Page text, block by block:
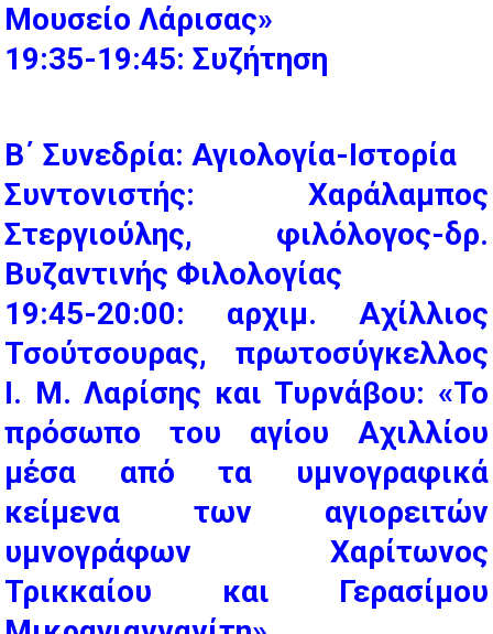
Μουσείο Λάρισας»
19:35-19:45: Συζήτηση
Β΄ Συνεδρία: Αγιολογία-Ιστορία
Συντονιστής: Χαράλαμπος
Στεργιούλης, φιλόλογος-δρ.
Βυζαντινής Φιλολογίας
19:45-20:00: αρχιμ. Αχίλλιος
Τσούτσουρας, πρωτοσύγκελλος
Ι. Μ. Λαρίσης και Τυρνάβου: «Το
πρόσωπο του αγίου Αχιλλίου
μέσα από τα υμνογραφικά
κείμενα των αγιορειτών
υμνογράφων Χαρίτωνος
Τρικκαίου και Γερασίμου